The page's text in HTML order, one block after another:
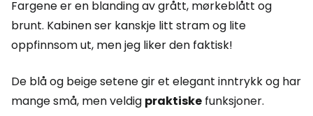
Fargene er en blanding av grått, mørkeblått og
brunt. Kabinen ser kanskje litt stram og lite
oppfinnsom ut, men jeg liker den faktisk!
De blå og beige setene gir et elegant inntrykk og har
mange små, men veldig praktiske funksjoner.